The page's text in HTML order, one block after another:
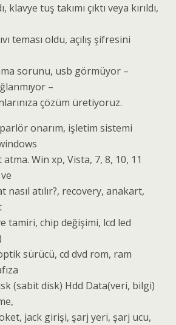
klavye tuş takımı çıktı veya kırıldı,
teması oldu, açılış şifresini
sorunu, usb görmüyor –
–
çözüm üretiyoruz.
onarım, işletim sistemi
Win xp, Vista, 7, 8, 10, 11
nasıl atılır?, recovery, anakart,
tamiri, chip değişimi, lcd led
sürücü, cd dvd rom, ram
(sabit disk) Hdd Data(veri, bilgi)
jack girişi, şarj yeri, şarj ucu,